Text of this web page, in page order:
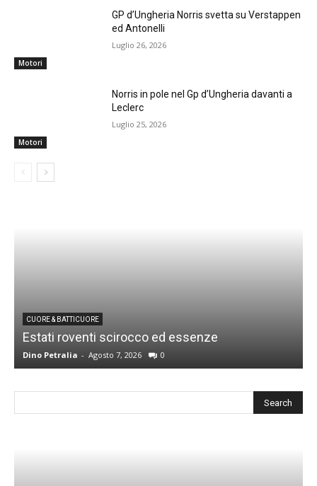
Motori
GP d’Ungheria Norris svetta su Verstappen
ed Antonelli
Luglio 26, 2026
Motori
Norris in pole nel Gp d’Ungheria davanti a
Leclerc
Luglio 25, 2026
CUORE & BATTICUORE
Estati roventi scirocco ed essenze
Dino Petralia - Agosto 7, 2026 0